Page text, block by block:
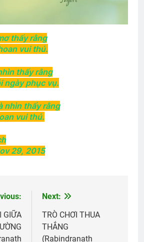
Anh Lính Chiến
Ago
viên Xã Hội chúc Giáng Sinh & năm
Ago
For Today book 1
Ago
TIẾC THƯƠNG
thấy rằng
vui thú.
thấy rằng
ngày phục vụ.
nhìn thấy rằng
vui thú.
29, 2015
GIỮA
Next:
TRÒ CHƠI THUA
THẮNG
(Rabindranath